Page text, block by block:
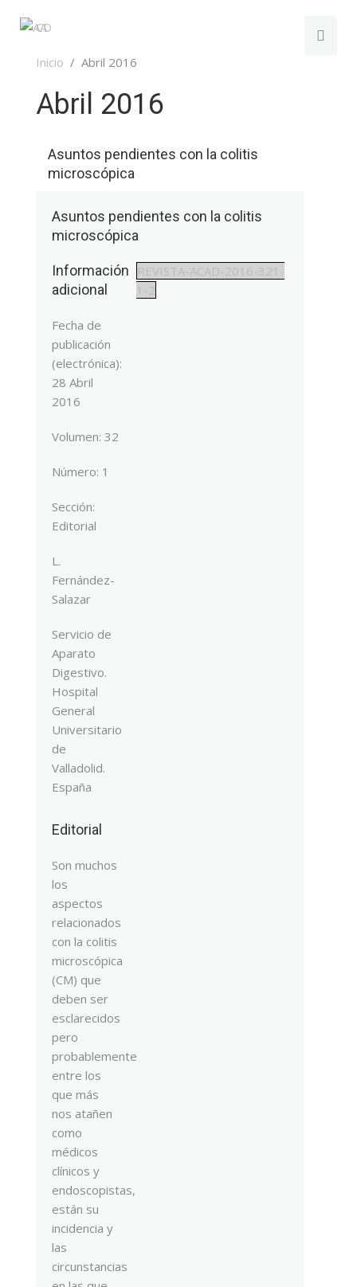
Inicio Abril 2016
Abril 2016
Asuntos pendientes con la colitis
microscópica
Asuntos pendientes con la colitis
microscópica
Información
adicional
Fecha de
publicación
(electrónica):
28 Abril
2016
Volumen: 32
Número: 1
Sección:
Editorial
L.
Fernández-
Salazar
Servicio de
Aparato
Digestivo.
Hospital
General
Universitario
de
Valladolid.
España
Editorial
Son muchos
los
aspectos
relacionados
con la colitis
microscópica
(CM) que
deben ser
esclarecidos
pero
probablemente
entre los
que más
nos atañen
como
médicos
clínicos y
endoscopistas,
están su
incidencia y
las
circunstancias
REVISTA-ACAD-2016-321-
1-2